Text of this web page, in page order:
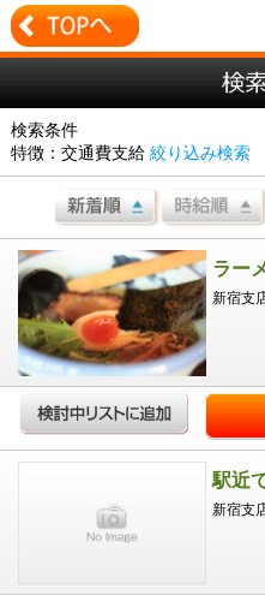
検索条件
特徴：交通費支給 絞り込み検索
ラー
新宿支
駅近
新宿支